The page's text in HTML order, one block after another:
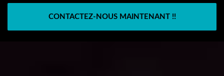
CONTACTEZ-NOUS MAINTENANT !!